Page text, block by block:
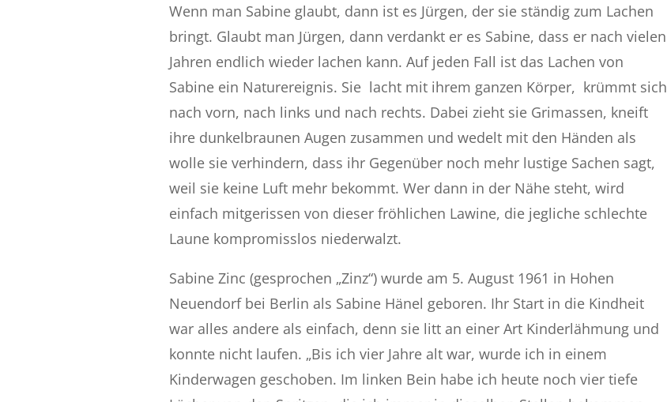
Wenn man Sabine glaubt, dann ist es Jürgen, der sie ständig zum Lachen
bringt. Glaubt man Jürgen, dann verdankt er es Sabine, dass er nach vielen
Jahren endlich wieder lachen kann. Auf jeden Fall ist das Lachen von
Sabine ein Naturereignis. Sie lacht mit ihrem ganzen Körper, krümmt sich
nach vorn, nach links und nach rechts. Dabei zieht sie Grimassen, kneift
ihre dunkelbraunen Augen zusammen und wedelt mit den Händen als
wolle sie verhindern, dass ihr Gegenüber noch mehr lustige Sachen sagt,
weil sie keine Luft mehr bekommt. Wer dann in der Nähe steht, wird
einfach mitgerissen von dieser fröhlichen Lawine, die jegliche schlechte
Laune kompromisslos niederwalzt.
Sabine Zinc (gesprochen „Zinz“) wurde am 5. August 1961 in Hohen
Neuendorf bei Berlin als Sabine Hänel geboren. Ihr Start in die Kindheit
war alles andere als einfach, denn sie litt an einer Art Kinderlähmung und
konnte nicht laufen. „Bis ich vier Jahre alt war, wurde ich in einem
Kinderwagen geschoben. Im linken Bein habe ich heute noch vier tiefe